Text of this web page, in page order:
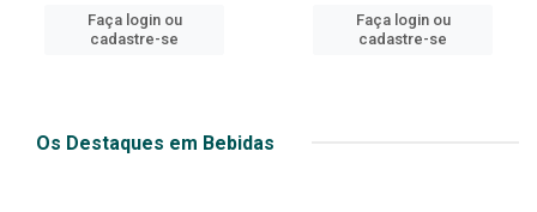
Faça login ou
cadastre-se
Faça login ou
cadastre-se
Os Destaques em Bebidas